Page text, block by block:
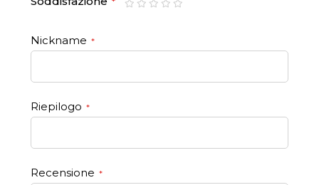
Nickname
Riepilogo
Recensione